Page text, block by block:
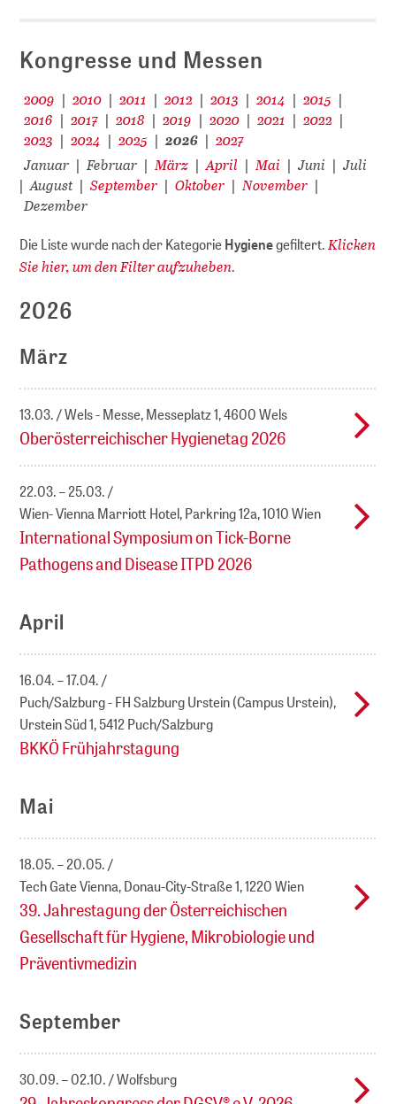
Kongresse und Messen
2009 | 2010 | 2011 | 2012 | 2013 | 2014 | 2015 |
2016 | 2017 | 2018 | 2019 | 2020 | 2021 | 2022 |
2023 | 2024 | 2025 | 2026 | 2027
Januar | Februar | März | April | Mai | Juni | Juli
| August | September | Oktober | November |
Dezember
Die Liste wurde nach der KategorieHygienegefiltert. Klicken
Sie hier, um den Filter aufzuheben.
2026
März
13.03. Wels - Messe, Messeplatz 1, 4600 Wels
Oberösterreichischer Hygienetag 2026
22.03. – 25.03.
Wien- Vienna Marriott Hotel, Parkring 12a, 1010 Wien
International Symposium on Tick-Borne
Pathogens and Disease ITPD 2026
April
16.04. – 17.04.
Puch/Salzburg - FH Salzburg Urstein (Campus Urstein),
Urstein Süd 1, 5412 Puch/Salzburg
BKKÖ Frühjahrstagung
Mai
18.05. – 20.05.
Tech Gate Vienna, Donau-City-Straße 1, 1220 Wien
39. Jahrestagung der Österreichischen
Gesellschaft für Hygiene, Mikrobiologie und
Präventivmedizin
September
30.09. – 02.10. Wolfsburg